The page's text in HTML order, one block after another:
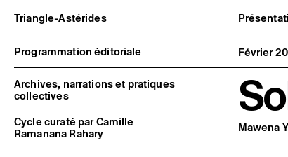
Triangle-Astérides
Centre d’art contemporain
d’intérêt national
et résidence internationale d'artistes
À
Équipe
Programmation éditoriale
Archives, narrations et pratiques
collectives
Cycle curaté par Camille
Ramanana Rahary
Février
Mawena